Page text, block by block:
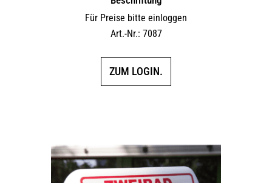
Für Preise bitte einloggen
Art.-Nr.: 7087
ZUM LOGIN.